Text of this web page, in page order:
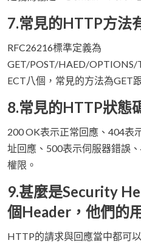
7.常見的HTTP方法
RFC26216標準定義為
GET/POST/HAED/
ECT八個，常見的方法為GET
8.常見的HTTP狀態
200 OK表示正常回應、404表
址回應、500表示伺服器錯誤
權限。
9.甚麼是Security
個Header，他們的
HTTP的請求與回應當中都可